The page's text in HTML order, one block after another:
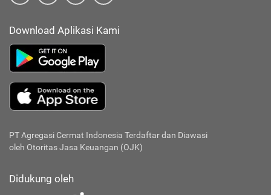
Download Aplikasi Kami
PT Agregasi Cermat Indonesia Terdaftar dan Diawasi
oleh Otoritas Jasa Keuangan (OJK)
Didukung oleh